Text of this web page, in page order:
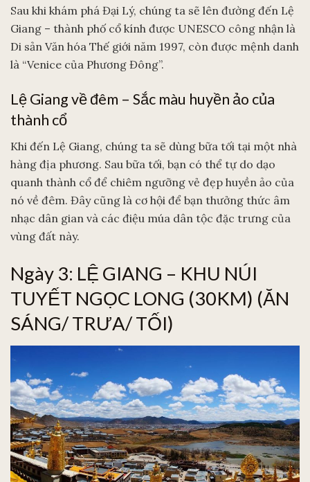
Sau khi khám phá Đại Lý, chúng ta sẽ lên đường đến Lệ
Giang – thành phố cổ kính được UNESCO công nhận là
Di sản Văn hóa Thế giới năm 1997, còn được mệnh danh
là “Venice của Phương Đông”.
Lệ Giang về đêm – Sắc màu huyền ảo của
thành cổ
Khi đến Lệ Giang, chúng ta sẽ dùng bữa tối tại một nhà
hàng địa phương. Sau bữa tối, bạn có thể tự do dạo
quanh thành cổ để chiêm ngưỡng vẻ đẹp huyền ảo của
nó về đêm. Đây cũng là cơ hội để bạn thưởng thức âm
nhạc dân gian và các điệu múa dân tộc đặc trưng của
vùng đất này.
Ngày 3: LỆ GIANG – KHU NÚI
TUYẾT NGỌC LONG (30KM) (ĂN
SÁNG/ TRƯA/ TỐI)